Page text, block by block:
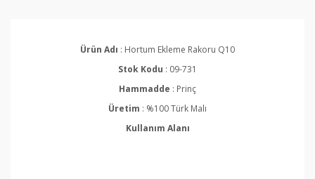
Ürün Adı : Hortum Ekleme Rakoru Q10
Stok Kodu : 09-731
Hammadde : Prinç
Üretim : %100 Türk Malı
Kullanım Alanı